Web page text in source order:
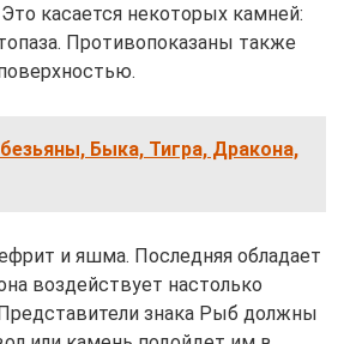
касается некоторых камней:
Противопоказаны также
Быка, Тигра, Дракона,
и яшма. Последняя обладает
воздействует настолько
знака Рыб должны